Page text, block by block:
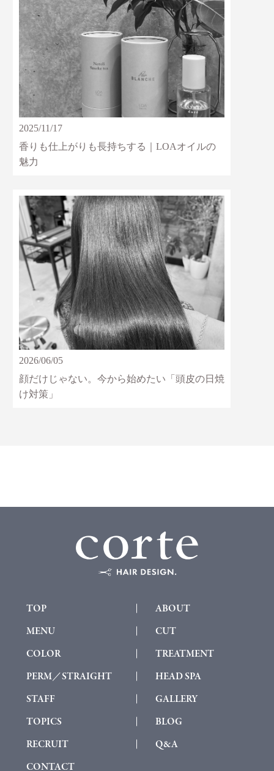
2025/11/17
香りも仕上がりも長持ちする｜LOAオイルの
魅力
2026/06/05
顔だけじゃない。今から始めたい「頭皮の日焼
け対策」
TOP ABOUT
MENU CUT
COLOR TREATMENT
PERM／STRAIGHT HEAD SPA
STAFF GALLERY
TOPICS BLOG
RECRUIT Q&A
CONTACT